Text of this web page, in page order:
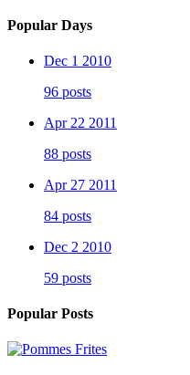
Popular Days
Dec 1 2010
96 posts
Apr 22 2011
88 posts
Apr 27 2011
84 posts
Dec 2 2010
59 posts
Popular Posts